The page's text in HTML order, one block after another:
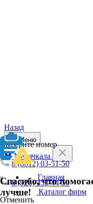
Назад
Выберите номер
8 (8612) 03-51-50
8 (928) 453-44-55
Отменить
Спасибо, что
лучше!
Меню
Махачкала
Главная
Каталог фирм